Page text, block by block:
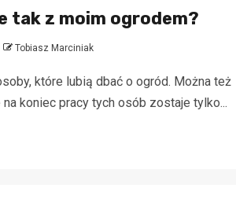
tak z moim ogrodem?
Tobiasz Marciniak
które lubią dbać o ogród. Można też
koniec pracy tych osób zostaje tylko...